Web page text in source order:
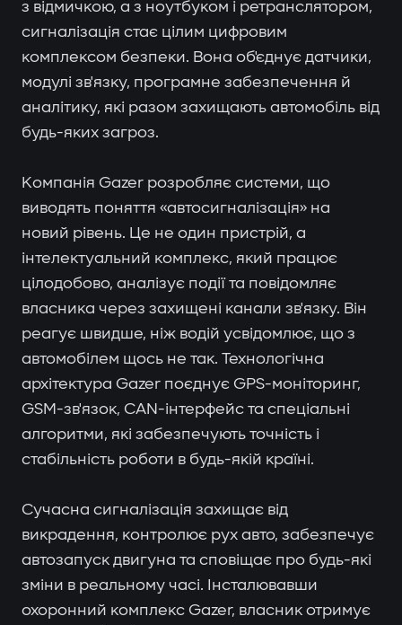
з відмичкою, а з ноутбуком і ретранслятором,
сигналізація стає цілим цифровим
комплексом безпеки. Вона об'єднує датчики,
модулі зв'язку, програмне забезпечення й
аналітику, які разом захищають автомобіль від
будь-яких загроз.
Компанія Gazer розробляє системи, що
виводять поняття «автосигналізація» на
новий рівень. Це не один пристрій, а
інтелектуальний комплекс, який працює
цілодобово, аналізує події та повідомляє
власника через захищені канали зв'язку. Він
реагує швидше, ніж водій усвідомлює, що з
автомобілем щось не так. Технологічна
архітектура Gazer поєднує GPS-моніторинг,
GSM-зв'язок, CAN-інтерфейс та спеціальні
алгоритми, які забезпечують точність і
стабільність роботи в будь-якій країні.
Сучасна сигналізація захищає від
викрадення, контролює рух авто, забезпечує
автозапуск двигуна та сповіщає про будь-які
зміни в реальному часі. Інсталювавши
охоронний комплекс Gazer, власник отримує